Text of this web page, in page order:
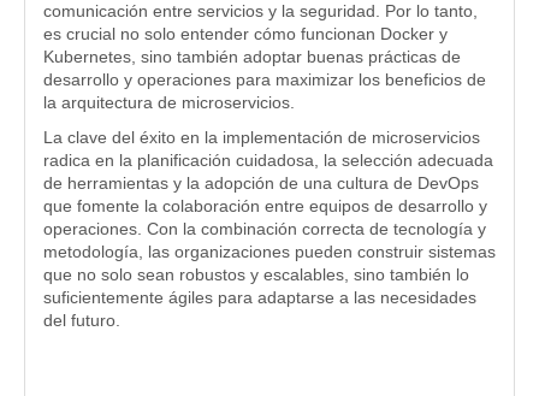
comunicación entre servicios y la seguridad. Por lo tanto,
es crucial no solo entender cómo funcionan Docker y
Kubernetes, sino también adoptar buenas prácticas de
desarrollo y operaciones para maximizar los beneficios de
la arquitectura de microservicios.
La clave del éxito en la implementación de microservicios
radica en la planificación cuidadosa, la selección adecuada
de herramientas y la adopción de una cultura de DevOps
que fomente la colaboración entre equipos de desarrollo y
operaciones. Con la combinación correcta de tecnología y
metodología, las organizaciones pueden construir sistemas
que no solo sean robustos y escalables, sino también lo
suficientemente ágiles para adaptarse a las necesidades
del futuro.